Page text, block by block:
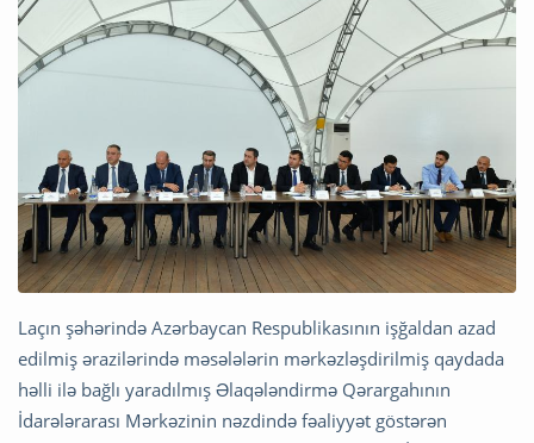
Laçın şəhərində Azərbaycan Respublikasının işğaldan azad
edilmiş ərazilərində məsələlərin mərkəzləşdirilmiş qaydada
həlli ilə bağlı yaradılmış Əlaqələndirmə Qərargahının
İdarələrarası Mərkəzinin nəzdində fəaliyyət göstərən